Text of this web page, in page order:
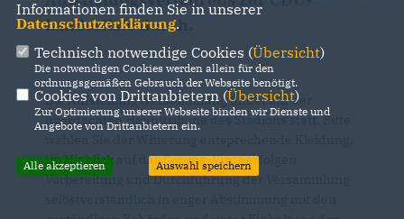
Landesliste durch.
Die Aufstellungsversammlung findet auf der
überdachten Haupttribüne des Stadions statt. Bitte
Im Hinblick auf das Corona-Virus erfolgen
Vorbereitung und Durchführung der Versammlung
Informationen finden Sie in unserer
Datenschutzerklärung.
Technisch notwendige Cookies (Übersicht)
Die notwendigen Cookies werden allein für den
ordnungsgemäßen Gebrauch der Webseite benötigt.
Cookies von Drittanbietern (Übersicht)
Zur Optimierung unserer Webseite binden wir Dienste und
Angebote von Drittanbietern ein.
Alle akzeptieren Auswahl speichern